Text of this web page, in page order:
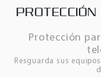
Protección
Resguarda sus